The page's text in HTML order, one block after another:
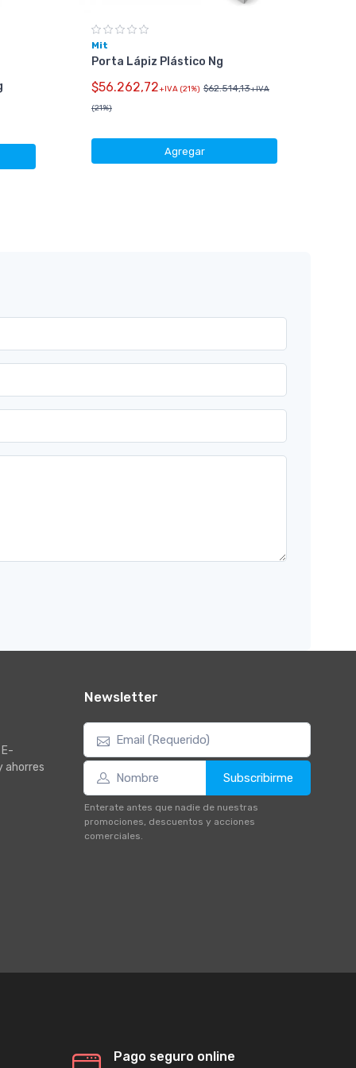
Mit
Porta Lápiz Plástico Ng
$56.262,72+IVA (21%) $62.514,13+IVA
(21%)
Agregar
ahorres
Newsletter
Subscribirme
Enterate antes que nadie de nuestras
promociones, descuentos y acciones
comerciales.
Pago seguro online